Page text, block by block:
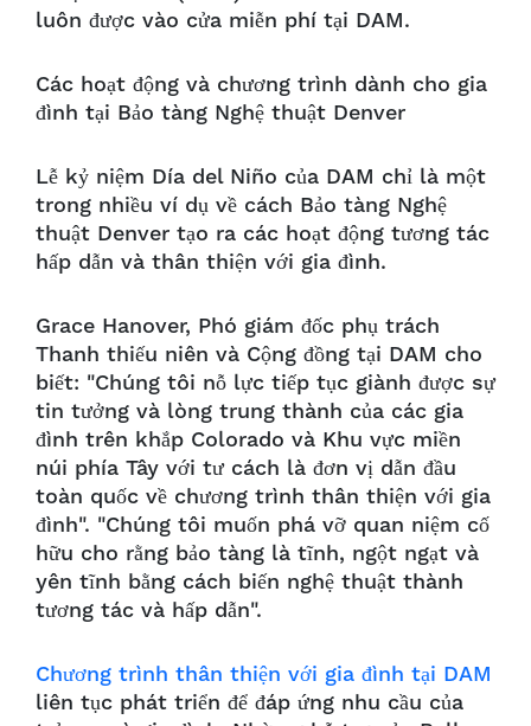
luôn được vào cửa miễn phí tại DAM.
Các hoạt động và chương trình dành cho gia
đình tại Bảo tàng Nghệ thuật Denver
Lễ kỷ niệm Día del Niño của DAM chỉ là một
trong nhiều ví dụ về cách Bảo tàng Nghệ
thuật Denver tạo ra các hoạt động tương tác
hấp dẫn và thân thiện với gia đình.
Grace Hanover, Phó giám đốc phụ trách
Thanh thiếu niên và Cộng đồng tại DAM cho
biết: "Chúng tôi nỗ lực tiếp tục giành được sự
tin tưởng và lòng trung thành của các gia
đình trên khắp Colorado và Khu vực miền
núi phía Tây với tư cách là đơn vị dẫn đầu
toàn quốc về chương trình thân thiện với gia
đình". "Chúng tôi muốn phá vỡ quan niệm cố
hữu cho rằng bảo tàng là tĩnh, ngột ngạt và
yên tĩnh bằng cách biến nghệ thuật thành
tương tác và hấp dẫn".
Chương trình thân thiện với gia đình tại DAM
liên tục phát triển để đáp ứng nhu cầu của